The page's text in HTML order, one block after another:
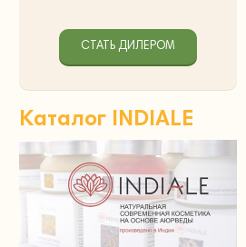
СТАТЬ ДИЛЕРОМ
Каталог INDIALE